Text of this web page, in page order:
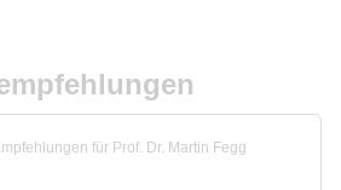
für Prof. Dr. Martin Fegg